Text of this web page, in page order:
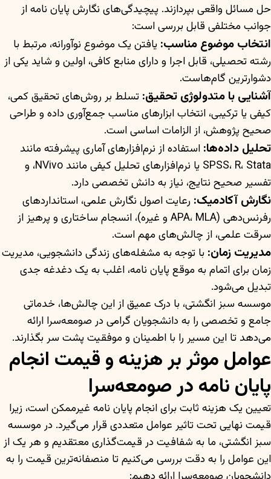
حل مسائل واقعی بپردازند. پیچیدگی‌های نگارش پایان نامه از
جوانب مختلفی قابل بررسی است:
انتخاب موضوع مناسب: یافتن یک موضوع نوآورانه، مرتبط با
رشته تحصیلی، قابل اجرا و دارای منابع کافی، اولین و شاید یکی از
دشوارترین گام‌هاست.
آشنایی با متدولوژی تحقیق: تسلط بر روش‌های تحقیق کمی،
کیفی یا ترکیبی، انتخاب ابزارهای مناسب جمع‌آوری داده و طراحی
صحیح پژوهش، از الزامات اساسی است.
تحلیل داده‌ها: استفاده از نرم‌افزارهای آماری پیشرفته مانند
SPSS، R، Stata یا نرم‌افزارهای تحلیل کیفی مانند NVivo، و
تفسیر صحیح نتایج، نیاز به دانش تخصصی دارد.
نگارش آکادمیک: رعایت اصول نگارش علمی، استانداردهای
رفرنس‌دهی (APA، MLA و غیره)، انسجام ساختاری و پرهیز از
سرقت علمی، از چالش‌های مهم است.
مدیریت زمان: با توجه به مشغله‌های زندگی دانشجویی، مدیریت
زمان برای اتمام به موقع پایان نامه، اغلب به یک دغدغه جدی
تبدیل می‌شود.
موسسه سبز انگشتی، با درک عمیق از این چالش‌ها، خدماتی
جامع و تخصصی را به دانشجویان گرامی در صومعه‌سرا ارائه
می‌دهد تا این مسیر را با اطمینان و موفقیت پشت سر بگذارند.
عوامل موثر بر هزینه و قیمت انجام
پایان نامه در صومعه‌سرا
تعیین یک هزینه ثابت برای انجام پایان نامه غیرممکن است، زیرا
قیمت نهایی تحت تاثیر عوامل متعددی قرار می‌گیرد. در موسسه
سبز انگشتی، ما به شفافیت در قیمت‌گذاری معتقدیم و هر یک از
این عوامل را به دقت بررسی می‌کنیم تا منصفانه‌ترین قیمت را به